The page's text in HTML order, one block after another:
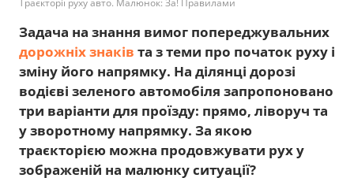
Траєкторії руху авто. Малюнок: За! Правилами
Задача на знання вимог попереджувальних
дорожніх знаків та з теми про початок руху і
зміну його напрямку. На ділянці дорозі
водієві зеленого автомобіля запропоновано
три варіанти для проїзду: прямо, ліворуч та
у зворотному напрямку. За якою
траєкторією можна продовжувати рух у
зображеній на малюнку ситуації?